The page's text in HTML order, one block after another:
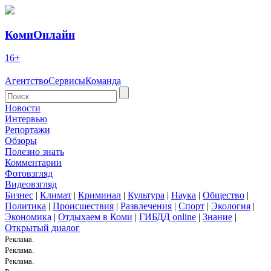
КомиОнлайн
16+
АгентствоСервисыКоманда
Новости
Интервью
Репортажи
Обзоры
Полезно знать
Комментарии
Фотовзгляд
Видеовзгляд
Бизнес | Климат | Криминал | Культура | Наука | Общество |
Политика | Происшествия | Развлечения | Спорт | Экология |
Экономика | Отдыхаем в Коми | ГИБДД online | Знание |
Открытый диалог
Реклама.
Реклама.
Реклама.